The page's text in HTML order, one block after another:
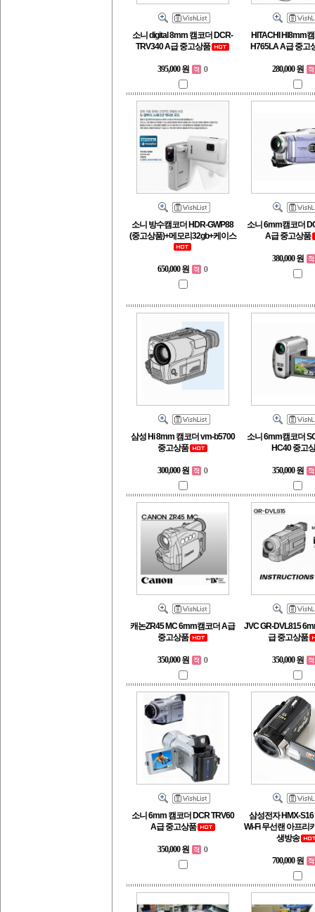
소니 digital 8mm 캠코더 DCR-
TRV340 A급 중고상품
395,000 원 0
HITACHI HI8mm
H765LA A급 중고
280,000 원
소니 방수캠코더 HDR-GWP88
(중고상품)+메모리32gb+케이스
650,000 원 0
소니 6mm캠코더
A급 중고상품
380,000 원
삼성 Hi 8mm 캠코더 vm-b5700
중고상품
300,000 원 0
소니 6mm캠코더
HC40 중고
350,000 원
캐논ZR45 MC 6mm캠코더 A급
중고상품
350,000 원 0
JVC GR-DVL815
급 중고상품
350,000 원
소니 6mm 캠코더 DCR TRV60
A급 중고상품
350,000 원 0
삼성전자 HMX-
Wi-Fi 무선랜 아프리
생방송
700,000 원